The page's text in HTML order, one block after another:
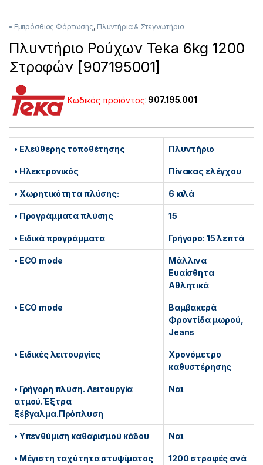
• Εμπρόσθιας Φόρτωσης, Πλυντήρια & Στεγνωτήρια
Πλυντήριο Ρούχων Teka 6kg 1200
Στροφών [907195001]
Κωδικός προϊόντος: 907.195.001
• Ελεύθερης τοποθέτησης Πλυντήριο
• Ηλεκτρονικός Πίνακας ελέγχου
• Χωρητικότητα πλύσης: 6 κιλά
• Προγράμματα πλύσης 15
• Ειδικά προγράμματα Γρήγορο: 15 λεπτά
• ECO mode
Μάλλινα
Ευαίσθητα
Αθλητικά
• ECO mode
Βαμβακερά
Φροντίδα μωρού,
Jeans
• Ειδικές λειτουργίες
Χρονόμετρο
καθυστέρησης
• Γρήγορη πλύση. Λειτουργία
ατμού.Έξτρα
ξέβγαλμα.Πρόπλυση
Ναι
• Υπενθύμιση καθαρισμού κάδου Ναι
• Μέγιστη ταχύτητα στυψίματος
1200 στροφές ανά